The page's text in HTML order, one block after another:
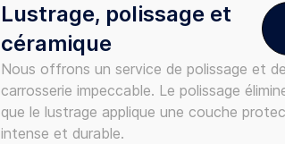
Lustrage, polissage et
céramique
Nous offrons un service de polissage et
carrosserie impeccable. Le polissage
que le lustrage applique une couche
intense et durable.